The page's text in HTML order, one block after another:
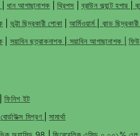
ধান আগাছানাশক থ্রিপস |ব্রাউন প্ল্যান্ট হপার
|ভুট্টা ছিদ্রকারী পোকা |আর্মিওয়ার্ম কান্ড
সয়াবিন ছত্রাকনাশক সয়াবিন আগাছানাশক |
ফিনিশ ইট
বোর্ডাউক্স মিশ্রণ |সামার্থা